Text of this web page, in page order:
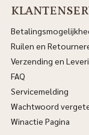
Ruilen en
Verzending en
FAQ
Servicemelding
Wachtwoord
Winactie Pagina